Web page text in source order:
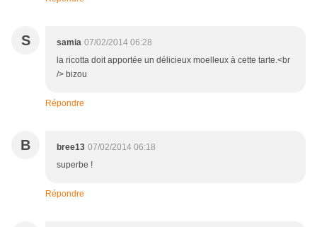
S samia 07/02/2014 06:28
la ricotta doit apportée un délicieux moelleux à cette tarte.<br
/> bizou
Répondre
B bree13 07/02/2014 06:18
superbe !
Répondre